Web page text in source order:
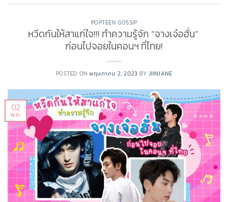
POPTEEN GOSSIP
หวีดกันให้สาแก่ใจ!!! ทำความรู้จัก “จางเจ๋อฮั่น”
ก่อนไปจอยในคอนฯ ที่ไทย!
POSTED ONพฤษภาคม 2, 2023 BY JIINJANE
02
พ.ค.